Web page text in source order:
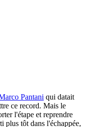
Pantani qui datait
ce record. Mais le
l'étape et reprendre
plus tôt dans l'échappée,